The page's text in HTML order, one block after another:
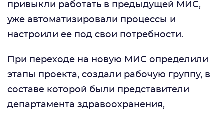
привыкли работать в предыдущей МИС,
уже автоматизировали процессы и
настроили ее под свои потребности.
При переходе на новую МИС определили
этапы проекта, создали рабочую группу, в
составе которой были представители
департамента здравоохранения,